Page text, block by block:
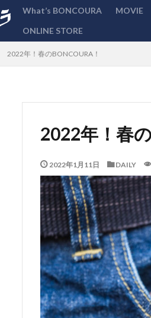
What’s BONCOURA MOVIE
ONLINE STORE
2022年！春のBONCOURA！
2022年！春
2022年1月11日 DAILY
カテゴリー